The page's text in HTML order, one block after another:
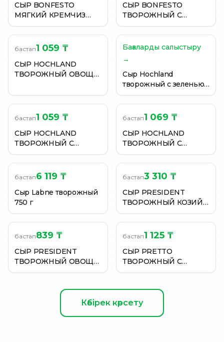
СЫР BONFESTO
МЯГКИЙ КРЕМЧИЗ
СЛИВОЧНЫЙ 70% 400
ГР
СЫР BONFESTO
ТВОРОЖНЫЙ С
ЗЕЛЕНЬЮ 140ГР КОНТ
бастап1 059 ₸
СЫР HOCHLAND
ТВОРОЖНЫЙ ОВОЩИ
Бағаларды салыстыру
→
Сыр Hochland
творожный с зеленью
60% 140г
бастап1 059 ₸
СЫР HOCHLAND
ТВОРОЖНЫЙ С
МАРИННОВАННЫМИ
ОГУРЦАМИ 140ГР
бастап1 069 ₸
СЫР HOCHLAND
ТВОРОЖНЫЙ С
ЧЕСНОКОМ 140ГР
бастап6 119 ₸
Сыр Labne творожный
750 г
бастап3 310 ₸
СЫР PRESIDENT
ТВОРОЖНЫЙ КОЗИЙ
CHEVRE 65% 140ГР
бастап839 ₸
СЫР PRESIDENT
ТВОРОЖНЫЙ ОВОЩИ
НА ГРИЛЕ 54% 140ГР
бастап1 125 ₸
СЫР PRETTO
ТВОРОЖНЫЙ С
ОГУРЦОМ 65% 140 ГР
Көбірек көрсету